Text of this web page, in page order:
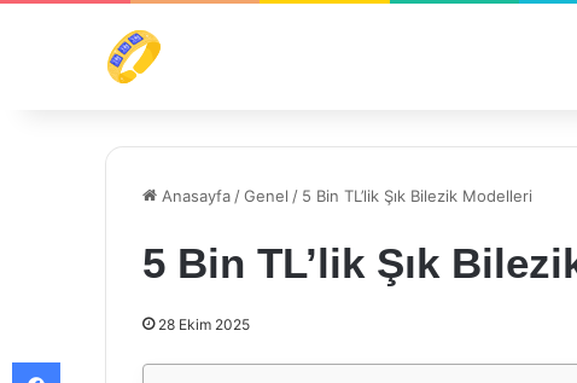
Anasayfa /Genel / 5 Bin TL’lik Şık Bilezik Modelleri
5 Bin TL’lik Şık
28 Ekim 2025
Facebook